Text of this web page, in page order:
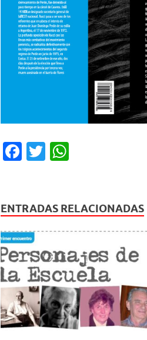
F
e
b
o
o
k
T
er s
A
p
p
ENTRADAS RELACIONADAS